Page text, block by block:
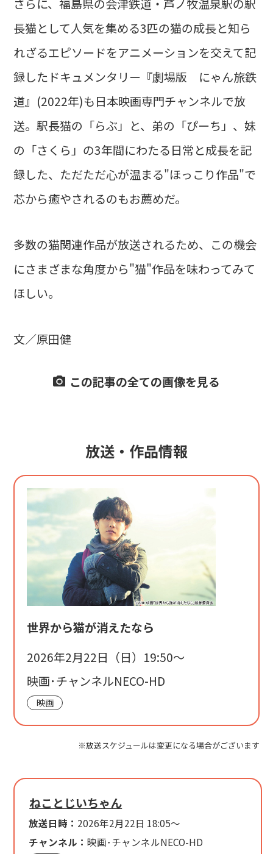
長猫として人気を集める3匹の猫の成長と知ら
れざるエピソードをアニメーションを交えて記
録したドキュメンタリー『劇場版 にゃん旅鉄
道』(2022年)も日本映画専門チャンネルで放
送。駅長猫の「らぶ」と、弟の「ぴーち」、妹
の「さくら」の3年間にわたる日常と成長を記
録した、ただただ心が温まる"ほっこり作品"で
芯から癒やされるのもお薦めだ。
多数の猫関連作品が放送されるため、この機会
にさまざまな角度から"猫"作品を味わってみて
ほしい。
文／原田健
この記事の全ての画像を見る
放送・作品情報
世界から猫が消えたなら
2026年2月22日（日）19:50〜
映画･チャンネルNECO-HD
映画
※放送スケジュールは変更になる場合がございます
ねことじいちゃん
放送日時： 2026年2月22日 18:05～
チャンネル：映画･チャンネルNECO-HD